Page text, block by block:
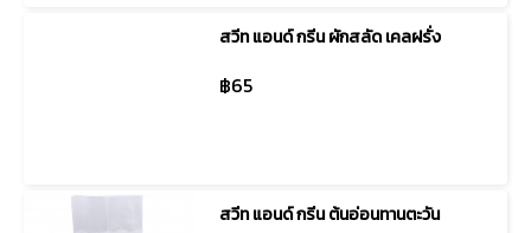
สวีท แอนด์ กรีน ผักสลัด เคลฝรั่ง
฿65
สวีท แอนด์ กรีน ต้นอ่อนทานตะวัน